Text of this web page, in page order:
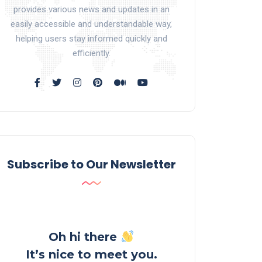
provides various news and updates in an
easily accessible and understandable way,
helping users stay informed quickly and
efficiently.
Subscribe to Our Newsletter
Oh hi there
It’s nice to meet you.